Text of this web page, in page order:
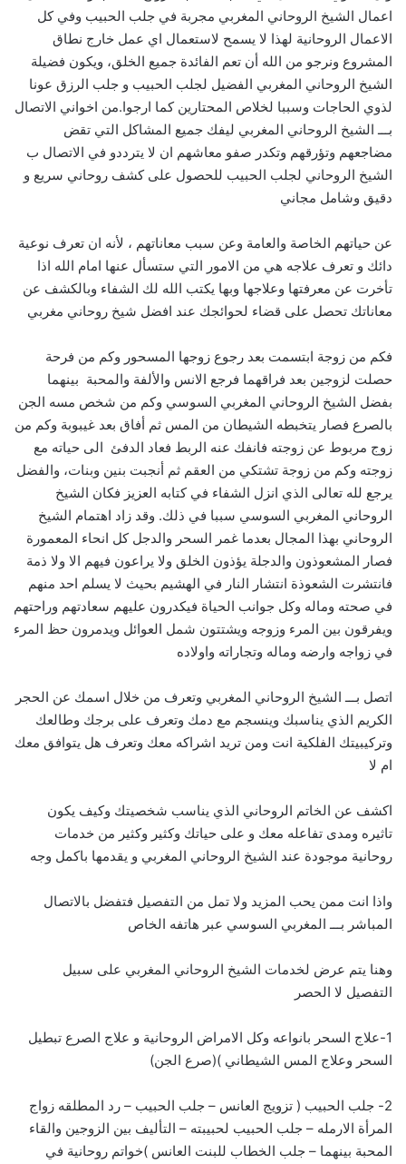
اعمال الشيخ الروحاني المغربي مجربة في جلب الحبيب وفي كل
الاعمال الروحانية لهذا لا يسمح لاستعمال اي عمل خارج نطاق
المشروع ونرجو من الله أن تعم الفائدة جميع الخلق، ويكون فضيلة
الشيخ الروحاني المغربي الفضيل لجلب الحبيب و جلب الرزق عونا
لذوي الحاجات وسببا لخلاص المحتارين كما ارجوا.من اخواني الاتصال
بـــ الشيخ الروحاني المغربي ليفك جميع المشاكل التي تقض
مضاجعهم وتؤرقهم وتكدر صفو معاشهم ان لا يترددو في الاتصال ب
الشيخ الروحاني لجلب الحبيب للحصول على كشف روحاني سريع و
دقيق وشامل مجاني
عن حياتهم الخاصة والعامة وعن سبب معاناتهم ، لأنه ان تعرف نوعية
دائك و تعرف علاجه هي من الامور التي ستسأل عنها امام الله اذا
تأخرت عن معرفتها وعلاجها وبها يكتب الله لك الشفاء وبالكشف عن
معاناتك تحصل على قضاء لحوائجك عند افضل شيخ روحاني مغربي
فكم من زوجة ابتسمت بعد رجوع زوجها المسحور وكم من فرحة
حصلت لزوجين بعد فراقهما فرجع الانس والألفة والمحبة بينهما
بفضل الشيخ الروحاني المغربي السوسي وكم من شخص مسه الجن
بالصرع فصار يتخبطه الشيطان من المس ثم أفاق بعد غيبوبة وكم من
زوج مربوط عن زوجته فانفك عنه الربط فعاد الدفئ الى حياته مع
زوجته وكم من زوجة تشتكي من العقم ثم أنجبت بنين وبنات، والفضل
يرجع لله تعالى الذي انزل الشفاء في كتابه العزيز فكان الشيخ
الروحاني المغربي السوسي سببا في ذلك. وقد زاد اهتمام الشيخ
الروحاني بهذا المجال بعدما غمر السحر والدجل كل انحاء المعمورة
فصار المشعوذون والدجلة يؤذون الخلق ولا يراعون فيهم الا ولا ذمة
فانتشرت الشعوذة انتشار النار في الهشيم بحيث لا يسلم احد منهم
في صحته وماله وكل جوانب الحياة فيكدرون عليهم سعادتهم وراحتهم
ويفرقون بين المرء وزوجه ويشتتون شمل العوائل ويدمرون حظ المرء
في زواجه وارضه وماله وتجاراته واولاده
اتصل بـــ الشيخ الروحاني المغربي وتعرف من خلال اسمك عن الحجر
الكريم الذي يناسبك وينسجم مع دمك وتعرف على برجك وطالعك
وتركيبيتك الفلكية انت ومن تريد اشراكه معك وتعرف هل يتوافق معك
ام لا
اكشف عن الخاتم الروحاني الذي يناسب شخصيتك وكيف يكون
تاثيره ومدى تفاعله معك و على حياتك وكثير وكثير من خدمات
روحانية موجودة عند الشيخ الروحاني المغربي و يقدمها باكمل وجه
واذا انت ممن يحب المزيد ولا تمل من التفصيل فتفضل بالاتصال
المباشر بـــ المغربي السوسي عبر هاتفه الخاص
وهنا يتم عرض لخدمات الشيخ الروحاني المغربي على سبيل
التفصيل لا الحصر
1-علاج السحر بانواعه وكل الامراض الروحانية و علاج الصرع تبطيل
السحر وعلاج المس الشيطاني )(صرع الجن)
2- جلب الحبيب ( تزويج العانس – جلب الحبيب – رد المطلقه زواج
المرأة الارمله – جلب الحبيب لحبيبته – التأليف بين الزوجين والقاء
المحبة بينهما – جلب الخطاب للبنت العانس )خواتم روحانية في